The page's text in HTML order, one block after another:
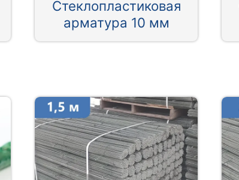
Стеклопластиковая
арматура 10 мм